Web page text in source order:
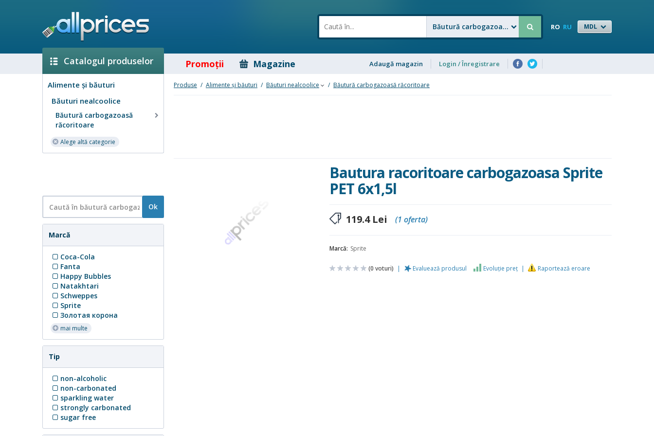
Băutură carbogazoasă răcoritoare RO RU MDL
Catalogul produselor Promoţii Magazine Adaugă magazin Login / Înregistrare
Alimente și băuturi
Băuturi nealcoolice
Băutură carbogazoasă
răcoritoare
Alege altă categorie
Ok
Marcă
Coca-Cola
Fanta
Happy Bubbles
Natakhtari
Schweppes
Sprite
Золотая корона
mai multe
Tip
non-alcoholic
non-carbonated
sparkling water
strongly carbonated
sugar free
Produse / Alimente și băuturi / Băuturi nealcoolice / Băutură carbogazoasă răcoritoare
Bautura racoritoare carbogazoasa Sprite
PET 6x1,5l
119.4 Lei (1 oferta)
Marcă: Sprite
(0 voturi) Evaluează produsul Evoluţie preţ Raportează eroare